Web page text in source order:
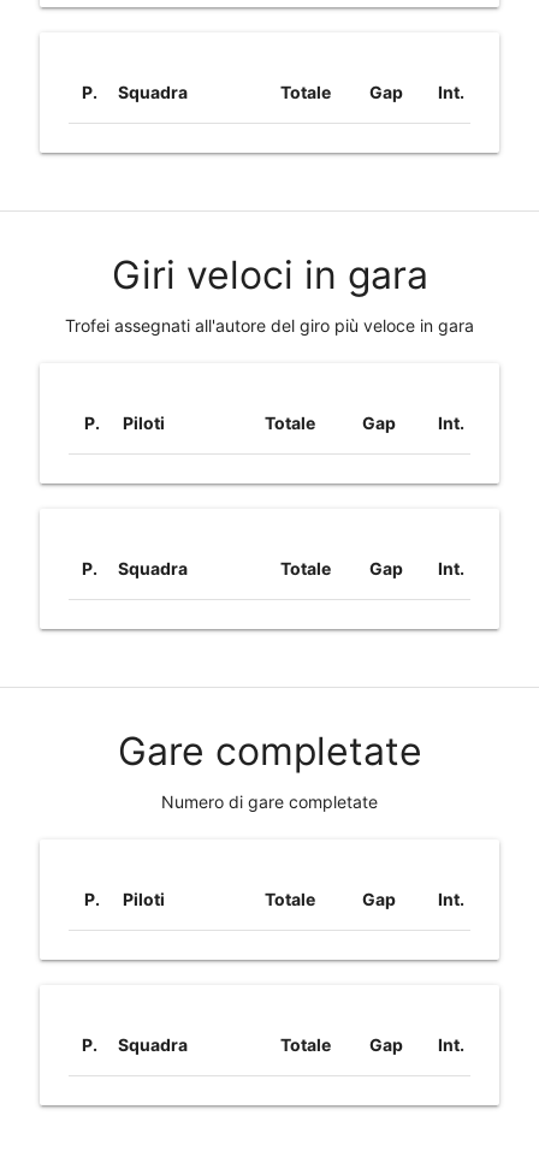
P. Squadra Totale Gap Int.
Giri veloci in gara
Trofei assegnati all'autore del giro più veloce in gara
P. Piloti Totale Gap Int.
P. Squadra Totale Gap Int.
Gare completate
Numero di gare completate
P. Piloti Totale Gap Int.
P. Squadra Totale Gap Int.